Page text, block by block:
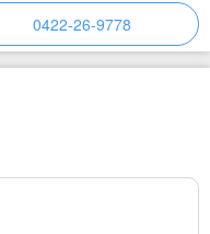
0422-26-9778